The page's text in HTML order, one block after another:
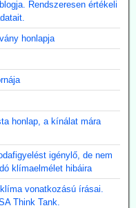
Rendszeresen értékeli
honlapja
honlap, a kínálat mára
igénylő, de nem
klímaelmélet hibáira
vonatkozású írásai.
Think Tank.